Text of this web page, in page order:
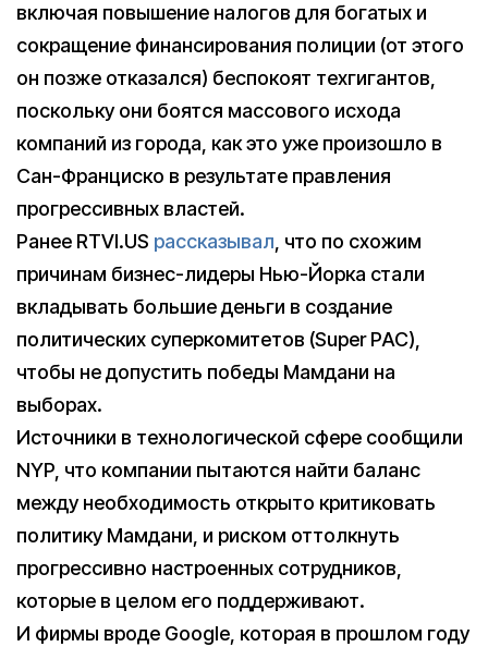
включая повышение налогов для богатых и
сокращение финансирования полиции (от этого
он позже отказался) беспокоят техгигантов,
поскольку они боятся массового исхода
компаний из города, как это уже произошло в
Сан-Франциско в результате правления
прогрессивных властей.
Ранее RTVI.US рассказывал, что по схожим
причинам бизнес-лидеры Нью-Йорка стали
вкладывать большие деньги в создание
политических суперкомитетов (Super PAC),
чтобы не допустить победы Мамдани на
выборах.
Источники в технологической сфере сообщили
NYP, что компании пытаются найти баланс
между необходимость открыто критиковать
политику Мамдани, и риском оттолкнуть
прогрессивно настроенных сотрудников,
которые в целом его поддерживают.
И фирмы вроде Google, которая в прошлом году